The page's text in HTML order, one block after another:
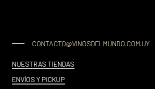
CONTACTO@VINOSDELMUNDO.COM.UY
NUESTRAS TIENDAS
ENVÍOS Y PICKUP